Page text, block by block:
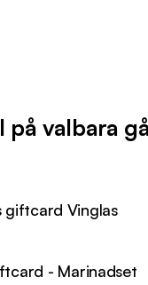
på valbara